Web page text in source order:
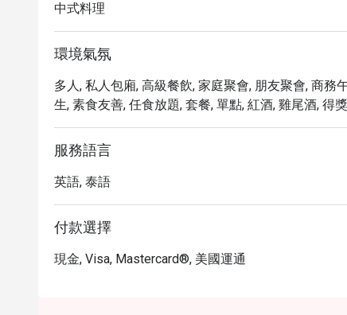
中式料理
環境氣氛
多人, 私人包廂, 高級餐飲, 家庭聚會, 朋友聚會, 商務
生, 素食友善, 任食放題, 套餐, 單點, 紅酒, 雞尾酒, 得
服務語言
英語, 泰語
付款選擇
現金, Visa, Mastercard®, 美國運通